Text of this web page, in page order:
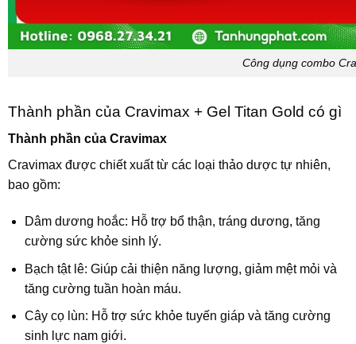
Công dụng combo
Thành phần của Cravimax + Gel Titan Gold có gì
Thành phần của Cravimax
Cravimax được chiết xuất từ các loại thảo dược tự nhiên,
bao gồm:
Dâm dương hoắc: Hỗ trợ bổ thận, tráng dương, tăng
cường sức khỏe sinh lý.
Bạch tật lê: Giúp cải thiện năng lượng, giảm mệt mỏi và
tăng cường tuần hoàn máu.
Cây cọ lùn: Hỗ trợ sức khỏe tuyến giáp và tăng cường
sinh lực nam giới.